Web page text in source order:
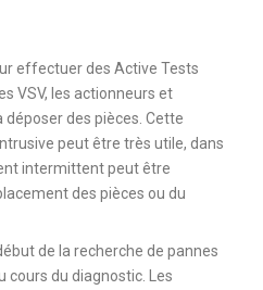
effectuer des Active Tests
VSV, les actionneurs et
des pièces. Cette
peut être très utile, dans
intermittent peut être
des pièces ou du
de la recherche de pannes
cours du diagnostic. Les